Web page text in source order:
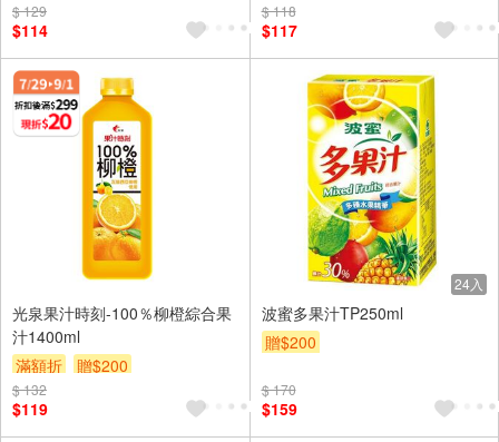
$ 129
$114
$ 118
$117
光泉果汁時刻-100％柳橙綜合果
汁1400ml
滿額折
贈$200
$ 132
$119
24入
波蜜多果汁TP250ml
贈$200
$ 170
$159